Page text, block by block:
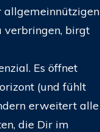
allgemeinnützigen
verbringen, birgt
Es öffnet
(und fühlt
erweitert alle
die Dir im